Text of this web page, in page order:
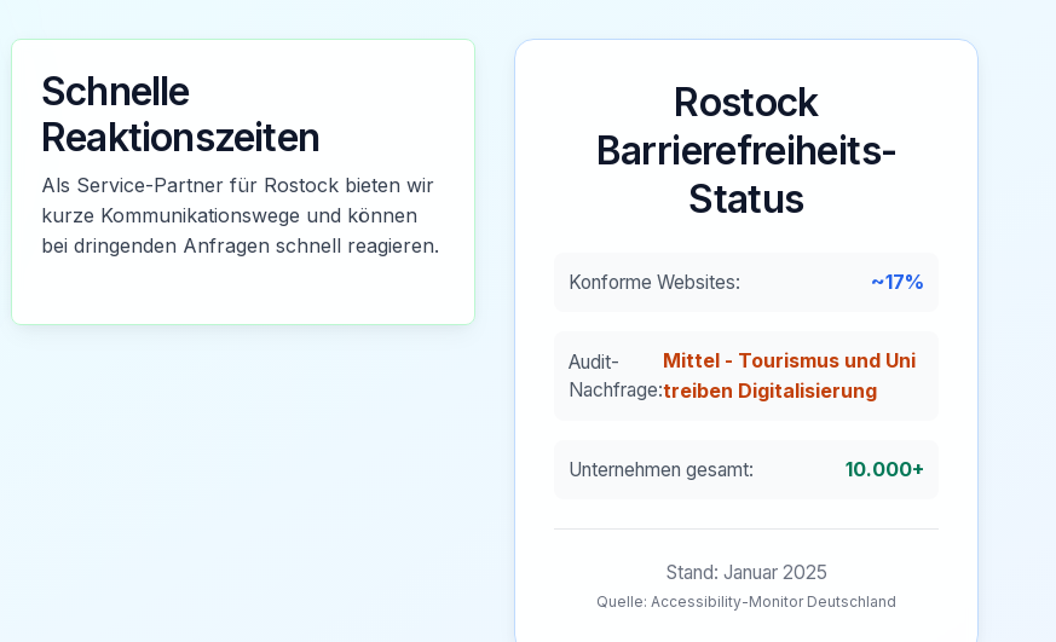
Schnelle
Reaktionszeiten
Als Service-Partner für Rostock bieten wir
kurze Kommunikationswege und können
bei dringenden Anfragen schnell reagieren.
Rostock
Barrierefreiheits-
Status
Konforme Websites: ~17%
Audit-
Nachfrage:
Mittel - Tourismus und Uni
treiben Digitalisierung
Unternehmen gesamt: 10.000+
Stand: Januar 2025
Quelle: Accessibility-Monitor Deutschland